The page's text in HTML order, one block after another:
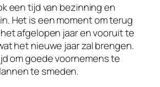
een tijd van bezinning en
Het is een moment om terug
afgelopen jaar en vooruit te
het nieuwe jaar zal brengen.
om goede voornemens te
te smeden.